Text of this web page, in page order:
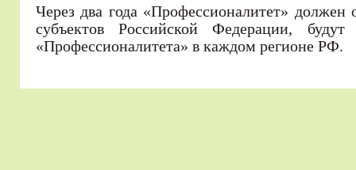
Через два года «Профессионалитет» должен
субъектов Российской Федерации, будут
«Профессионалитета» в каждом регионе РФ.